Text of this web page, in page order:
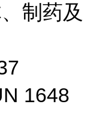
制药及
1648